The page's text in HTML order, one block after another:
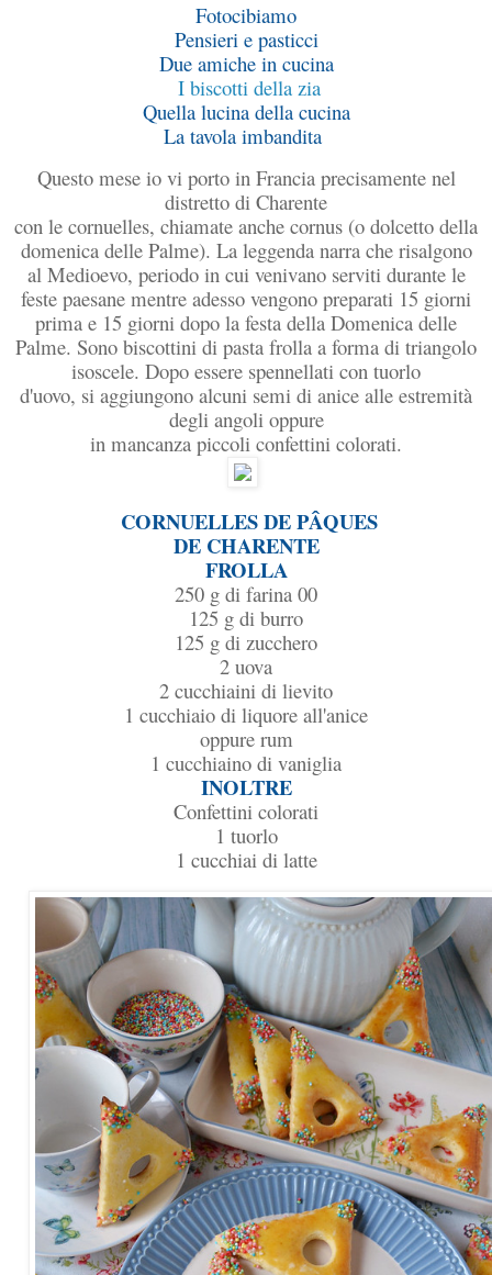
Fotocibiamo
Pensieri e pasticci
Due amiche in cucina
I biscotti della zia
Quella lucina della cucina
La tavola imbandita
Questo mese io vi porto in Francia precisamente nel
distretto di Charente
con le cornuelles, chiamate anche cornus (o dolcetto della
domenica delle Palme). La leggenda narra che risalgono
al Medioevo, periodo in cui venivano serviti durante le
feste paesane mentre adesso vengono preparati 15 giorni
prima e 15 giorni dopo la festa della Domenica delle
Palme. Sono biscottini di pasta frolla a forma di triangolo
isoscele. Dopo essere spennellati con tuorlo
d'uovo, si aggiungono alcuni semi di anice alle estremità
degli angoli oppure
in mancanza piccoli confettini colorati.
CORNUELLES DE PÂQUES
DE CHARENTE
FROLLA
250 g di farina 00
125 g di burro
125 g di zucchero
2 uova
2 cucchiaini di lievito
1 cucchiaio di liquore all'anice
oppure rum
1 cucchiaino di vaniglia
INOLTRE
Confettini colorati
1 tuorlo
1 cucchiai di latte